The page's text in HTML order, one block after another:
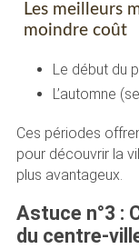
Les meilleurs
moindre coût
Le début du
L’automne
Ces périodes
pour découvrir la
plus avantageux.
Astuce n°3 :
du centre-